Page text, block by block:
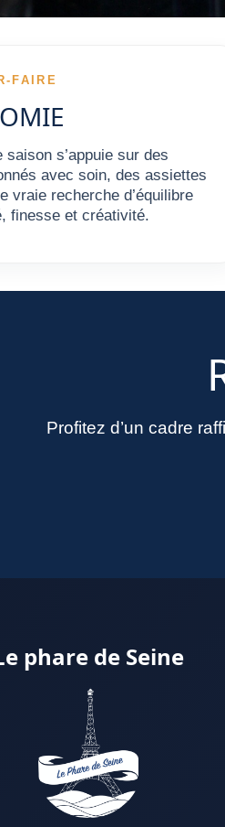
FAIRE
saison s’appuie sur des
avec soin, des assiettes
vraie recherche d’équilibre
finesse et créativité.
Profitez d’un cadre
phare de Seine